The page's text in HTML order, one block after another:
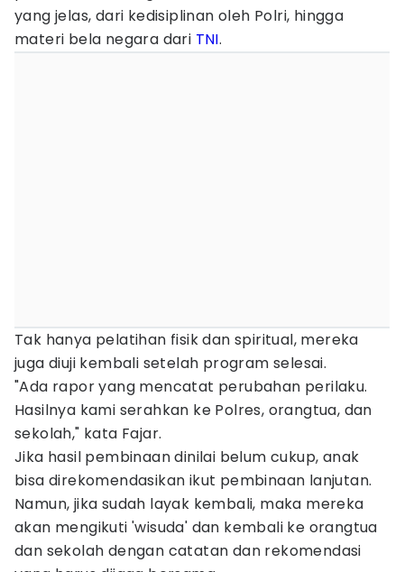
yang jelas, dari kedisiplinan oleh Polri, hingga
materi bela negara dari TNI.
Tak hanya pelatihan fisik dan spiritual, mereka
juga diuji kembali setelah program selesai.
"Ada rapor yang mencatat perubahan perilaku.
Hasilnya kami serahkan ke Polres, orangtua, dan
sekolah," kata Fajar.
Jika hasil pembinaan dinilai belum cukup, anak
bisa direkomendasikan ikut pembinaan lanjutan.
Namun, jika sudah layak kembali, maka mereka
akan mengikuti 'wisuda' dan kembali ke orangtua
dan sekolah dengan catatan dan rekomendasi